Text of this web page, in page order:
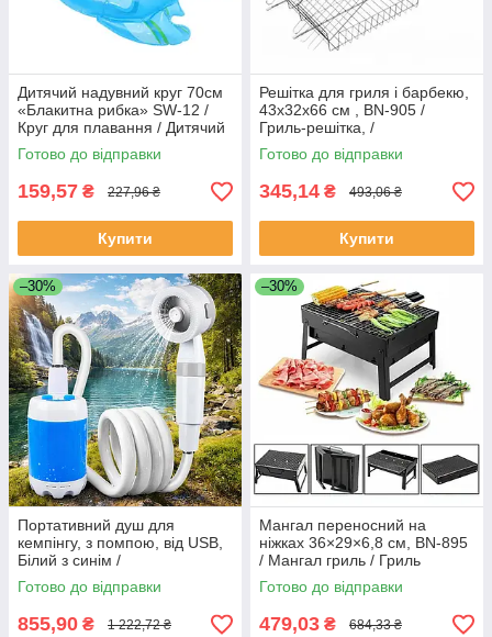
Дитячий надувний круг 70см
«Блакитна рибка» SW-12 /
Круг для плавання / Дитячий
круг надувний
Готово до відправки
159,57 ₴ 227,96 ₴
Купити
Решітка для гриля і барбекю,
43x32x66 см , BN-905 /
Гриль-решітка, /
Універсальна решітка-гриль
Готово до відправки
345,14 ₴ 493,06 ₴
Купити
–30%
Портативний душ для
кемпінгу, з помпою, від USB,
Білий з синім /
Акумуляторний душ /
Туристичний душ на
акумуляторі / Похідний душ
Готово до відправки
855,90 ₴ 1 222,72 ₴
–30%
Мангал переносний на
ніжках 36×29×6,8 см, BN-895
/ Мангал гриль / Гриль
барбекю / Складаний BBQ
гриль
Готово до відправки
479,03 ₴ 684,33 ₴